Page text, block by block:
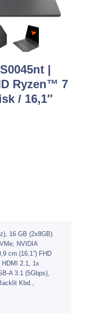
|
Ryzen™ 7
/ 16,1″
16 GB (2x8GB)
NVIDIA
cm (16,1”) FHD
HDMI 2.1, 1x
A 3.1 (5Gbps),
Kbd.,